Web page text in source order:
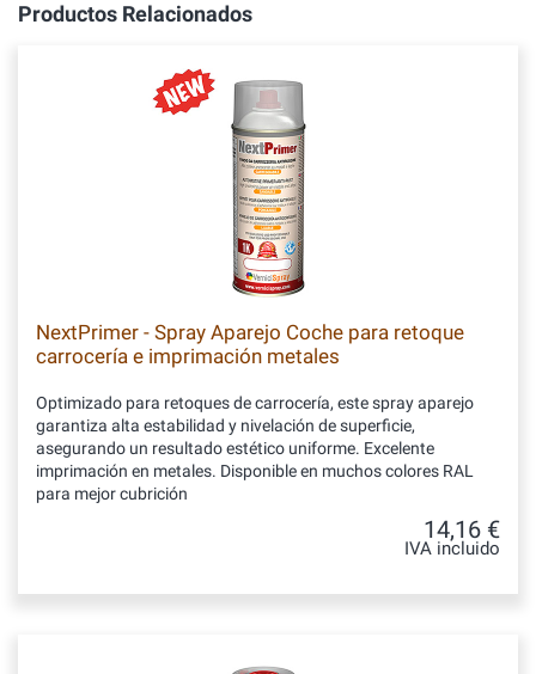
Productos Relacionados
NextPrimer - Spray Aparejo Coche para retoque
carrocería e imprimación metales
Optimizado para retoques de carrocería, este spray aparejo
garantiza alta estabilidad y nivelación de superficie,
asegurando un resultado estético uniforme. Excelente
imprimación en metales. Disponible en muchos colores RAL
para mejor cubrición
14,16 €
IVA incluido